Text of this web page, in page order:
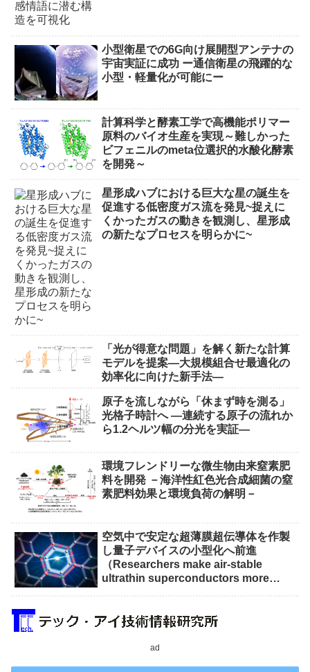
小型衛星での6G向け展開型アンテナの
宇宙実証に成功 ー通信衛星の飛躍的な
小型・軽量化が可能にー
計算科学と酵素工学で高機能ポリマー
原料のバイオ生産を実現～難しかった
ビフェニルのmeta位選択的水酸化酵素
を開発～
星形成ハブにおける巨大な星の誕生を
促進する低密度ガス流を発見~捉えに
くかったガスの動きを観測し、星形成
の新たなプロセスを明らかに~
「光が得意な問題」を解く新たな計算
モデルを提案―大規模組合せ最適化の
効率化に向けた新手法―
原子を流しながら「休まず時を測る」
光格子時計へ ―連続する原子の流れか
ら1.2ヘルツ幅の分光を実証―
環境フレンドリーな微生物由来窒素肥
料を開発 －海洋性紅色光合成細菌の窒
素肥料効果と環境負荷の解明－
空気中で安定な超薄膜超伝導体を作製
し量子デバイスの小型化へ前進
（Researchers make air-stable
ultrathin superconductors more
ad